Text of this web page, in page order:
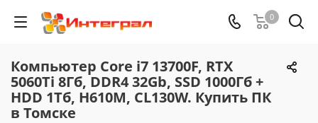
0
Компьютер Core i7 13700F, RTX
5060Ti 8Гб, DDR4 32Gb, SSD 1000Гб +
HDD 1Тб, H610M, CL130W. Купить ПК
в Томске